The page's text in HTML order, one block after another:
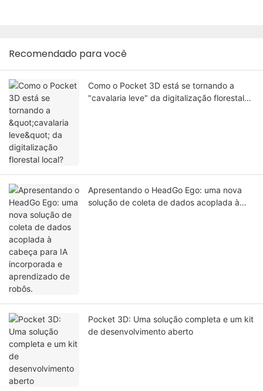
Recomendado para você
Como o Pocket 3D está se tornando a
"cavalaria leve" da digitalização florestal
Apresentando o HeadGo Ego: uma nova
solução de coleta de dados acoplada à
Pocket 3D: Uma solução completa e um kit
de desenvolvimento aberto